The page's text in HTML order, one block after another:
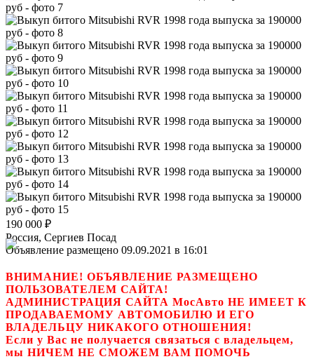
190 000 ₽
Россия, Сергиев Посад
Объявление размещено 09.09.2021 в 16:01
ВНИМАНИЕ! ОБЪЯВЛЕНИЕ РАЗМЕЩЕНО
ПОЛЬЗОВАТЕЛЕМ САЙТА!
АДМИНИСТРАЦИЯ САЙТА МосАвто НЕ ИМЕЕТ К
ПРОДАВАЕМОМУ АВТОМОБИЛЮ И ЕГО
ВЛАДЕЛЬЦУ НИКАКОГО ОТНОШЕНИЯ!
Если у Вас не получается связаться с владельцем,
мы НИЧЕМ НЕ СМОЖЕМ ВАМ ПОМОЧЬ